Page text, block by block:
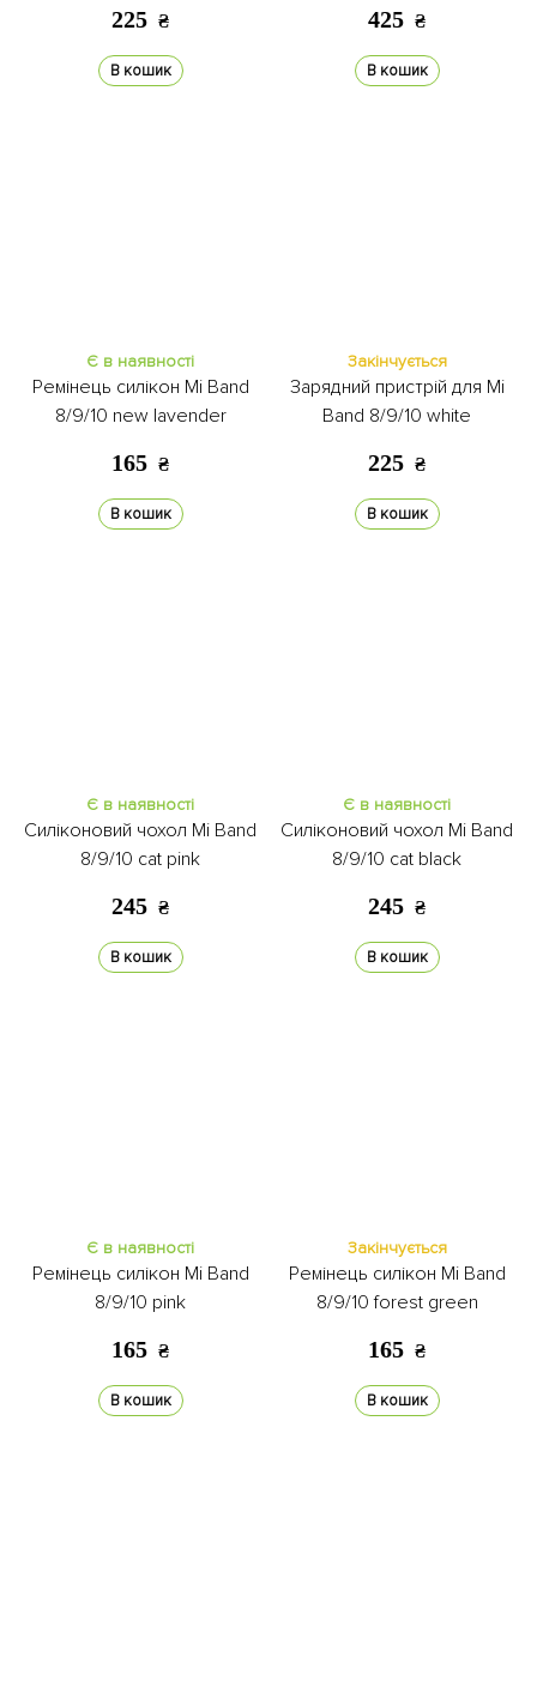
225 ₴
В кошик
425 ₴
В кошик
Є в наявності
Ремінець силікон Mi Band
8/9/10 new lavender
165 ₴
В кошик
Закінчується
Зарядний пристрій для Mi
Band 8/9/10 white
225 ₴
В кошик
Є в наявності
Силіконовий чохол Mi Band
8/9/10 cat pink
245 ₴
В кошик
Є в наявності
Силіконовий чохол Mi Band
8/9/10 cat black
245 ₴
В кошик
Є в наявності
Ремінець силікон Mi Band
8/9/10 pink
165 ₴
В кошик
Закінчується
Ремінець силікон Mi Band
8/9/10 forest green
165 ₴
В кошик